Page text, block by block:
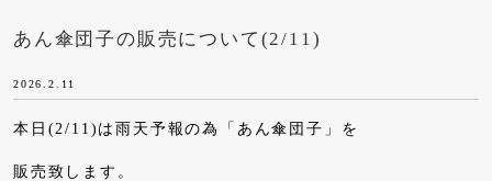
あん傘団子の販売について(2/11)
2026.2.11
本日(2/11)は雨天予報の為「あん傘団子」を
販売致します。